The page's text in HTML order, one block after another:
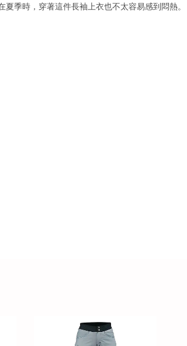
季時，穿著這件長袖上衣也不太容易感到悶熱。